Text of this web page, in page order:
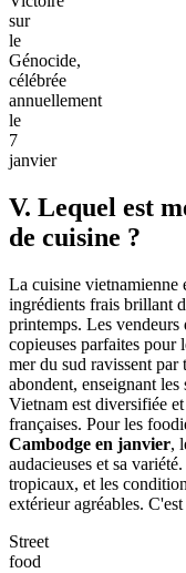
l'histoire khmères.
pied du Palais
de courtes
sur la foi au
Journée
la
Victoire
sur
le
Génocide,
célébrée
annuellement
le
7
janvier
V. Lequel est
de cuisine ?